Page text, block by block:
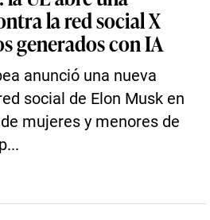
la red social X
generados con IA
anunció una nueva
social de Elon Musk en
mujeres y menores de